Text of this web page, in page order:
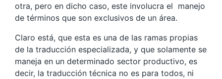
otra, pero en dicho caso, este involucra el manejo
de términos que son exclusivos de un área.
Claro está, que esta es una de las ramas propias
de la traducción especializada, y que solamente se
maneja en un determinado sector productivo, es
decir, la traducción técnica no es para todos, ni